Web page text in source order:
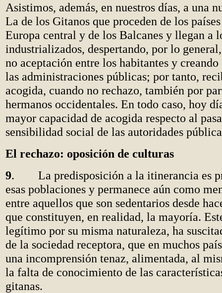
Asistimos, además, en nuestros días, a una
La de los Gitanos que proceden de los
Europa central y de los Balcanes y llegan a
industrializados, despertando, por lo
no aceptación entre los habitantes y
las administraciones públicas; por tanto,
acogida, cuando no rechazo, también por
hermanos occidentales. En todo caso, hoy
mayor capacidad de acogida respecto al
sensibilidad social de las autoridades
El rechazo: oposición de culturas
9. La predisposición a la itinerancia es
esas poblaciones y permanece aún como
entre aquellos que son sedentarios desde
que constituyen, en realidad, la mayoría.
legítimo por su misma naturaleza, ha
de la sociedad receptora, que en muchos
una incomprensión tenaz, alimentada, al
la falta de conocimiento de las
gitanas.